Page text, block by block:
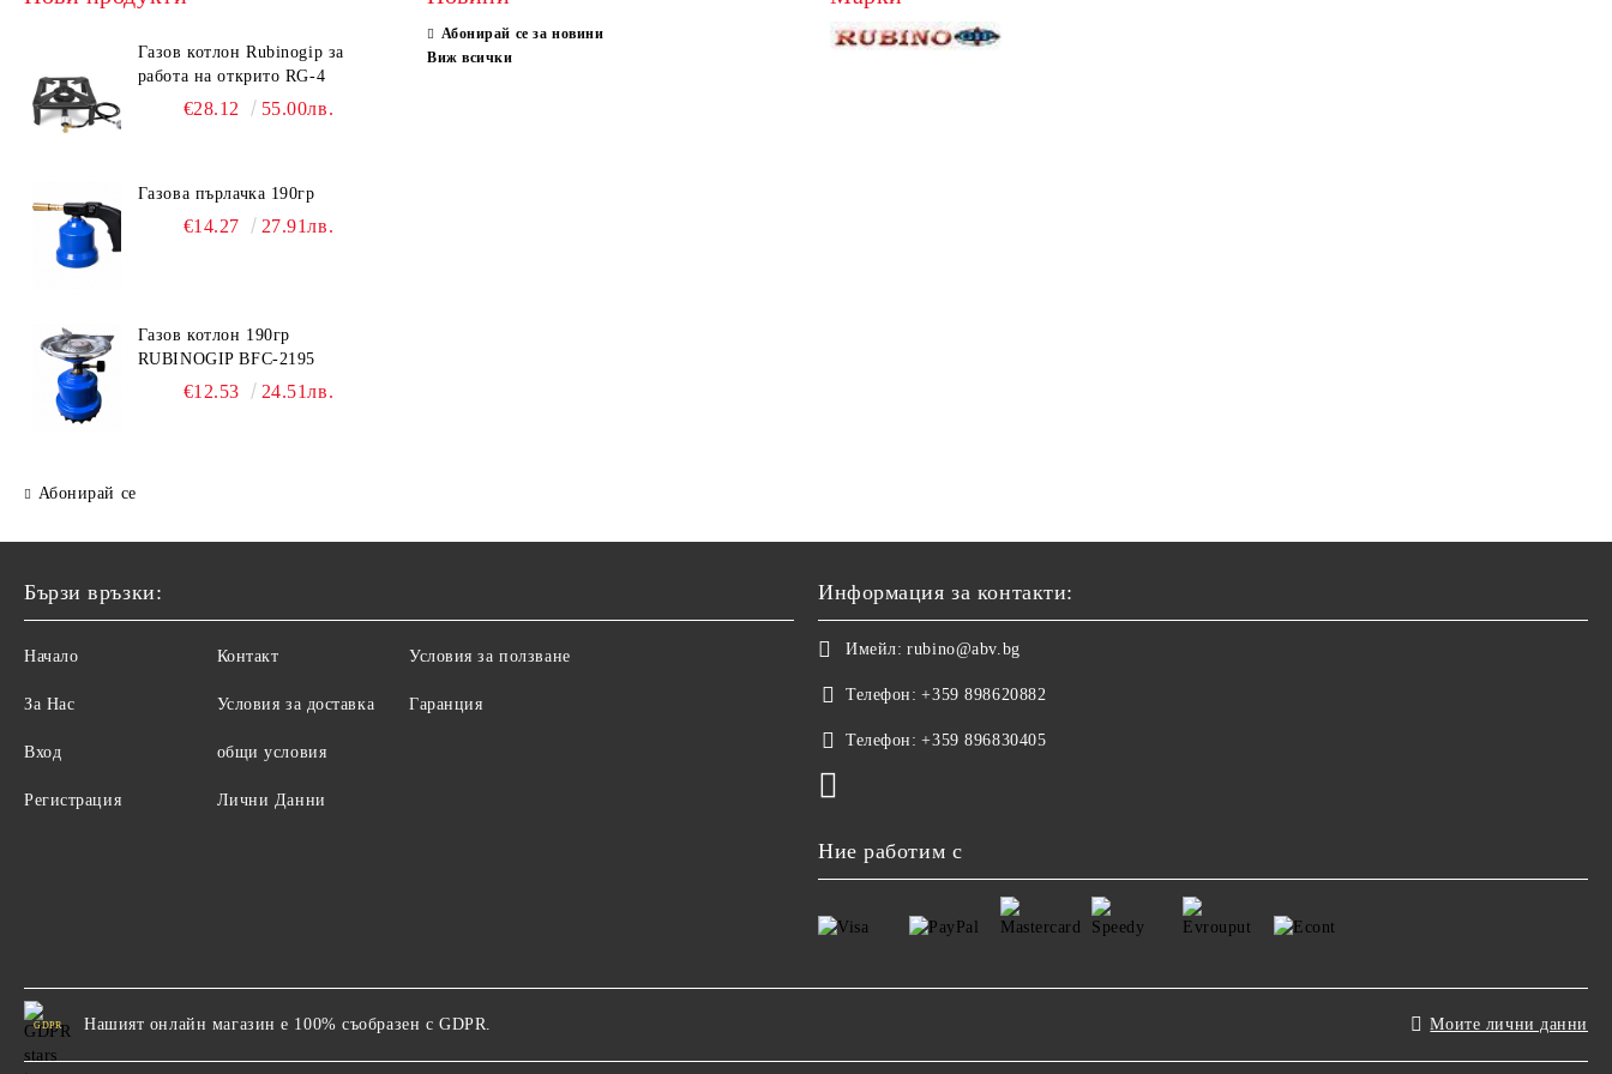
Газов котлон Rubinogip за
работа на открито RG-4
€28.12 55.00лв.
Газова пърлачка 190гр
€14.27 27.91лв.
Газов котлон 190гр
RUBINOGIP BFC-2195
€12.53 24.51лв.
Абонирай се
Абонирай се за новини
Виж всички
Бързи връзки:
Начало
За Нас
Вход
Регистрация
Контакт
Условия за доставка
общи условия
Лични Данни
Условия за ползване
Гаранция
Информация за контакти:
Имейл: rubino@abv.bg
Телефон: +359 898620882
Телефон: +359 896830405
Ние работим с
GDPR Нашият онлайн магазин е 100% съобразен с GDPR. Моите лични данни